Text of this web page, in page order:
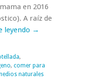
en 2016
A raíz de
leyendo →
,
, comer para
naturales